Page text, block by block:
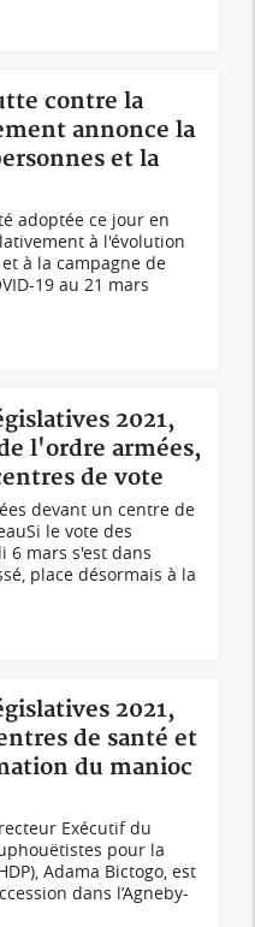
contre la
annonce la
et la
adoptée ce jour en
à l'évolution
à la campagne de
19 au 21 mars
2021,
l'ordre armées,
de vote
devant un centre de
le vote des
6 mars s'est dans
place désormais à la
2021,
de santé et
du manioc
Exécutif du
pour la
Adama Bictogo, est
dans l’Agneby-